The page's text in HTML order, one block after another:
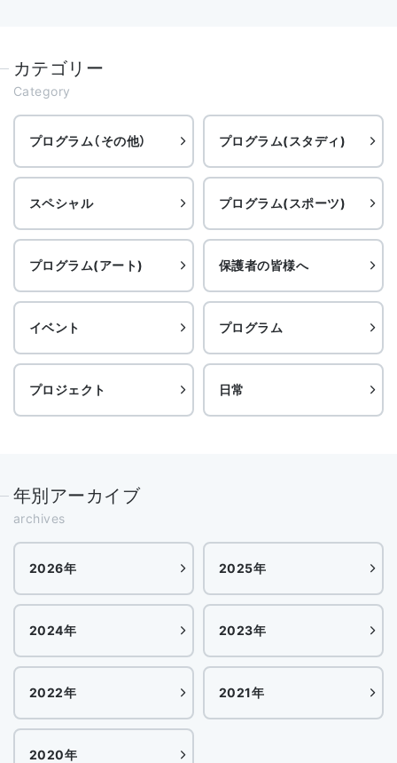
カテゴリー
Category
プログラム（その他） プログラム(スタディ)
スペシャル プログラム(スポーツ)
プログラム(アート) 保護者の皆様へ
イベント プログラム
プロジェクト 日常
年別アーカイブ
archives
2026年 2025年
2024年 2023年
2022年 2021年
2020年